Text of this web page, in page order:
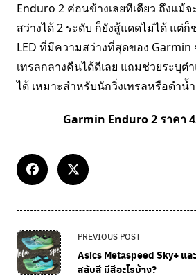
Enduro 2 ค่อนข้างเลยทีเดียว ถึงแม้
สว่างได้ 2 ระดับ ก็ยังสู้แดดไม่ได้ แต่ก็
LED ที่มีความสว่างที่สุดของ Garmin
เทรลกลางคืนได้ดีเลย แถมช่วยระบุต
ได้ เหมาะสำหรับนักวิ่งเทรลหรือดำน้
Garmin Enduro 2 ราคา
PREVIOUS POST
Asics Metaspeed Sky+ แ
สลับสี มีสีอะไรบ้าง?